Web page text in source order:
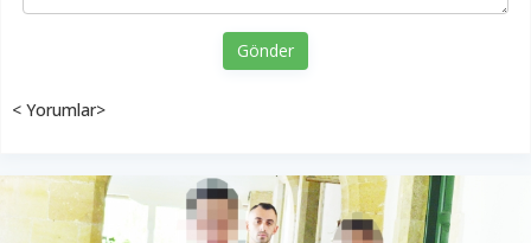
Gönder
< Yorumlar>